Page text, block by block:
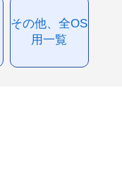
その他、全OS
用一覧